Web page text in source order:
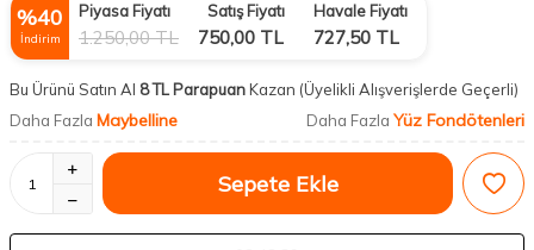
%40
İndirim
Piyasa Fiyatı
1.250,00TL
Satış Fiyatı
750,00 TL
Havale Fiyatı
727,50 TL
Bu Ürünü Satın Al 8 TL ParapuanKazan (Üyelikli Alışverişlerde Geçerli)
Daha Fazla Maybelline Daha Fazla Yüz Fondötenleri
Sepete Ekle